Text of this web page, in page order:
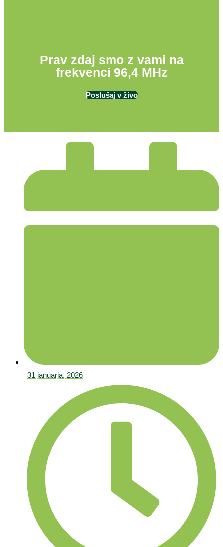
Prav zdaj smo z vami na
frekvenci 96,4 MHz
Poslušaj v živo
31 januarja, 2026